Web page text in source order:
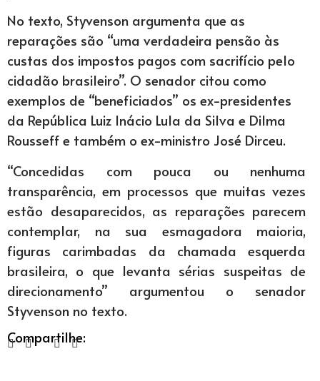
No texto, Styvenson argumenta que as
reparações são “uma verdadeira pensão às
custas dos impostos pagos com sacrifício pelo
cidadão brasileiro”. O senador citou como
exemplos de “beneficiados” os ex-presidentes
da República Luiz Inácio Lula da Silva e Dilma
Rousseff e também o ex-ministro José Dirceu.
“Concedidas com pouca ou nenhuma
transparência, em processos que muitas vezes
estão desaparecidos, as reparações parecem
contemplar, na sua esmagadora maioria,
figuras carimbadas da chamada esquerda
brasileira, o que levanta sérias suspeitas de
direcionamento” argumentou o senador
Styvenson no texto.
Compartilhe: